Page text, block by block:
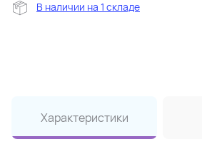
В наличии на 1 складе
Характеристики